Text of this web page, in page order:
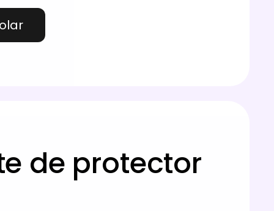
de protector